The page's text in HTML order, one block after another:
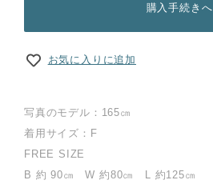
購入手続きへ
お気に入りに追加
写真のモデル：165㎝
着用サイズ：F
FREE SIZE
B 約 90㎝ W 約80㎝ L 約125㎝